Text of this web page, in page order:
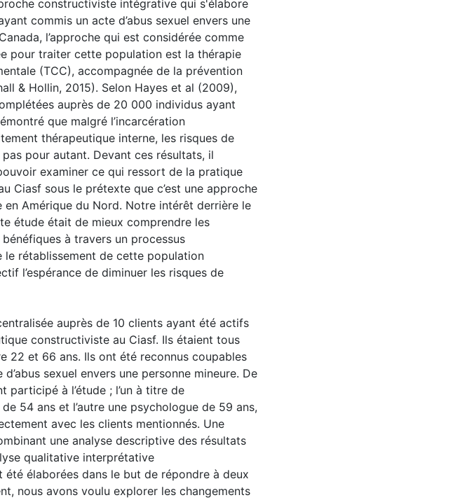
constructiviste intégrative qui s'élabore
commis un acte d’abus sexuel envers une
l’approche qui est considérée comme
pour traiter cette population est la thérapie
(TCC), accompagnée de la prévention
& Hollin, 2015). Selon Hayes et al (2009),
auprès de 20 000 individus ayant
que malgré l’incarcération
thérapeutique interne, les risques de
pour autant. Devant ces résultats, il
examiner ce qui ressort de la pratique
Ciasf sous le prétexte que c’est une approche
Amérique du Nord. Notre intérêt derrière le
étude était de mieux comprendre les
à travers un processus
le rétablissement de cette population
l’espérance de diminuer les risques de
auprès de 10 clients ayant été actifs
constructiviste au Ciasf. Ils étaient tous
22 et 66 ans. Ils ont été reconnus coupables
sexuel envers une personne mineure. De
participé à l’étude ; l’un à titre de
54 ans et l’autre une psychologue de 59 ans,
avec les clients mentionnés. Une
une analyse descriptive des résultats
qualitative interprétative
été élaborées dans le but de répondre à deux
nous avons voulu explorer les changements